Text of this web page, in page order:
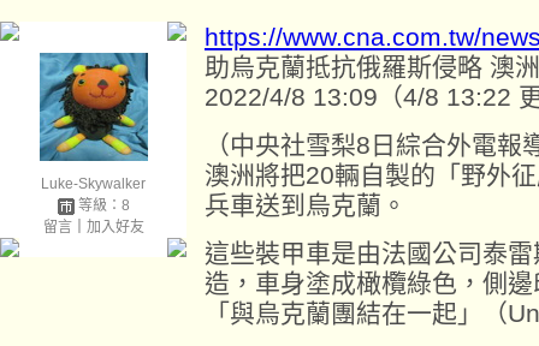
Luke-Skywalker
等級：8
留言｜ 加入好友
https://www.cna.com.tw/
助烏克蘭抵抗俄羅斯侵略 澳
2022/4/8 13:09（4/8 13:22
（中央社雪梨8日綜合外電
澳洲將把20輛自製的「野外
兵車送到烏克蘭。
這些裝甲車是由法國公司泰
造，車身塗成橄欖綠色，側
「與烏克蘭團結在一起」（